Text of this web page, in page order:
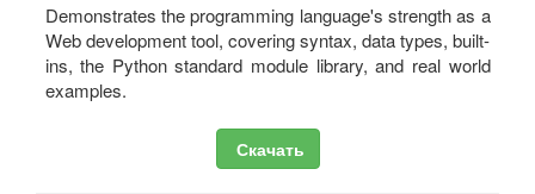
Demonstrates the programming language's strength as a
Web development tool, covering syntax, data types, built-
ins, the Python standard module library, and real world
examples.
Скачать